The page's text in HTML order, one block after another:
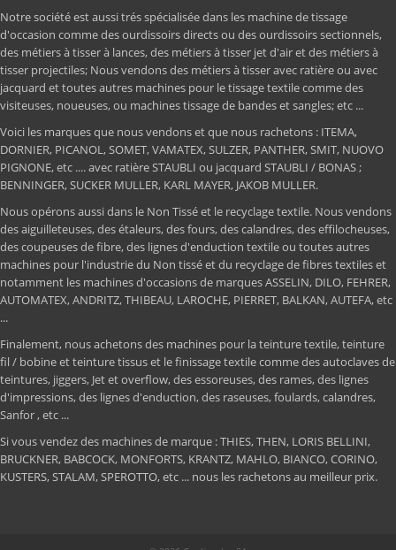
Notre société est aussi trés spécialisée dans les machine de tissage
d'occasion comme des ourdissoirs directs ou des ourdissoirs sectionnels,
des métiers à tisser à lances, des métiers à tisser jet d'air et des métiers à
tisser projectiles; Nous vendons des métiers à tisser avec ratière ou avec
jacquard et toutes autres machines pour le tissage textile comme des
visiteuses, noueuses, ou machines tissage de bandes et sangles; etc ...
Voici les marques que nous vendons et que nous rachetons : ITEMA,
DORNIER, PICANOL, SOMET, VAMATEX, SULZER, PANTHER, SMIT, NUOVO
PIGNONE, etc .... avec ratière STAUBLI ou jacquard STAUBLI / BONAS ;
BENNINGER, SUCKER MULLER, KARL MAYER, JAKOB MULLER.
Nous opérons aussi dans le Non Tissé et le recyclage textile. Nous vendons
des aiguilleteuses, des étaleurs, des fours, des calandres, des effilocheuses,
des coupeuses de fibre, des lignes d'enduction textile ou toutes autres
machines pour l'industrie du Non tissé et du recyclage de fibres textiles et
notamment les machines d'occasions de marques ASSELIN, DILO, FEHRER,
AUTOMATEX, ANDRITZ, THIBEAU, LAROCHE, PIERRET, BALKAN, AUTEFA, etc
...
Finalement, nous achetons des machines pour la teinture textile, teinture
fil / bobine et teinture tissus et le finissage textile comme des autoclaves de
teintures, jiggers, Jet et overflow, des essoreuses, des rames, des lignes
d'impressions, des lignes d'enduction, des raseuses, foulards, calandres,
Sanfor , etc ...
Si vous vendez des machines de marque : THIES, THEN, LORIS BELLINI,
BRUCKNER, BABCOCK, MONFORTS, KRANTZ, MAHLO, BIANCO, CORINO,
KUSTERS, STALAM, SPEROTTO, etc ... nous les rachetons au meilleur prix.